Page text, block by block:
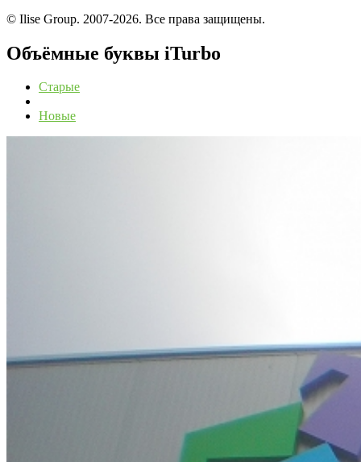
© Ilise Group. 2007-2026. Все права защищены.
Объёмные буквы iTurbo
Старые
Новые